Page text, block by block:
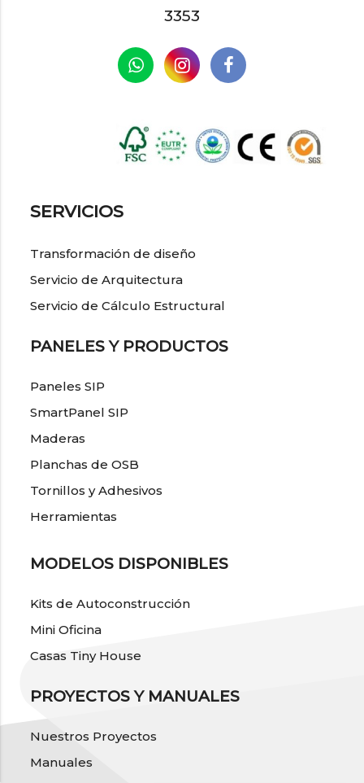
3353
SERVICIOS
Transformación de diseño
Servicio de Arquitectura
Servicio de Cálculo Estructural
PANELES Y PRODUCTOS
Paneles SIP
SmartPanel SIP
Maderas
Planchas de OSB
Tornillos y Adhesivos
Herramientas
MODELOS DISPONIBLES
Kits de Autoconstrucción
Mini Oficina
Casas Tiny House
PROYECTOS Y MANUALES
Nuestros Proyectos
Manuales